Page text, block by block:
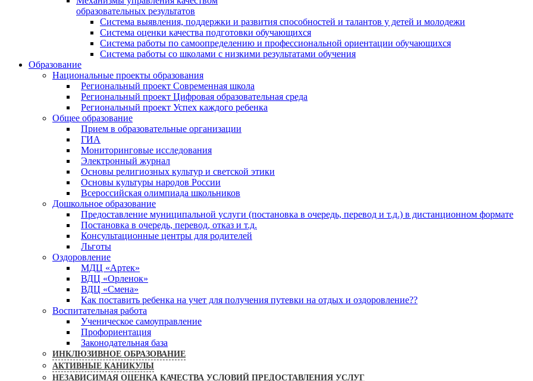
образовательных результатов
Система выявления, поддержки и развития способностей и талантов у детей и молодежи
Система оценки качества подготовки обучающихся
Система работы по самоопределению и профессиональной ориентации обучающихся
Система работы со школами с низкими результатами обучения
Образование
Национальные проекты образования
Региональный проект Современная школа
Региональный проект Цифровая образовательная среда
Региональный проект Успех каждого ребенка
Общее образование
Прием в образовательные организации
ГИА
Мониторинговые исследования
Электронный журнал
Основы религиозных культур и светской этики
Основы культуры народов России
Всероссийская олимпиада школьников
Дошкольное образование
Предоставление муниципальной услуги (постановка в очередь, перевод и т.д.) в дистанционном формате
Постановка в очередь, перевод, отказ и т.д.
Консультационные центры для родителей
Льготы
Оздоровление
МДЦ «Артек»
ВДЦ «Орленок»
ВДЦ «Смена»
Как поставить ребенка на учет для получения путевки на отдых и оздоровление??
Воспитательная работа
Ученическое самоуправление
Профориентация
Законодательная база
ИНКЛЮЗИВНОЕ ОБРАЗОВАНИЕ
АКТИВНЫЕ КАНИКУЛЫ
НЕЗАВИСИМАЯ ОЦЕНКА КАЧЕСТВА УСЛОВИЙ ПРЕДОСТАВЛЕНИЯ УСЛУГ